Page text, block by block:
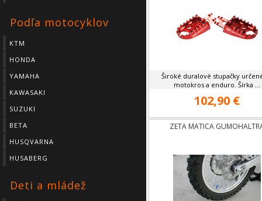
Podľa motocyklov
KTM
HONDA
YAMAHA
KAWASAKI
SUZUKI
BETA
HUSQVARNA
HUSABERG
Deti a mládež
Široké duralové stupačky
motokros a enduro. Šírka ...
102,90 €
ZETA MATICA